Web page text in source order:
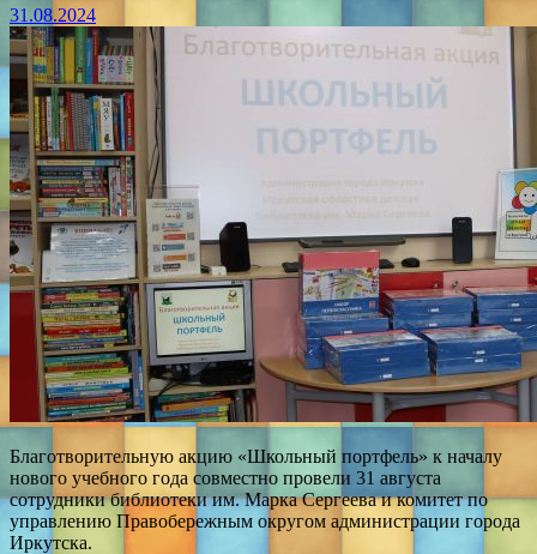
31.08.2024
Благотворительную акцию «Школьный портфель» к началу
нового учебного года совместно провели 31 августа
сотрудники библиотеки им. Марка Сергеева и комитет по
управлению Правобережным округом администрации города
Иркутска.